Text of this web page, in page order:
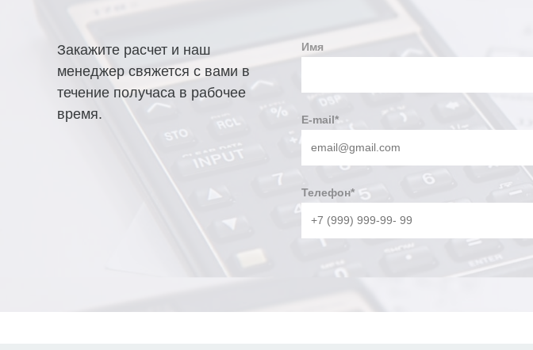
Закажите расчет и наш
менеджер свяжется с вами в
течение получаса в рабочее
время.
Имя
E-mail*
Телефон*